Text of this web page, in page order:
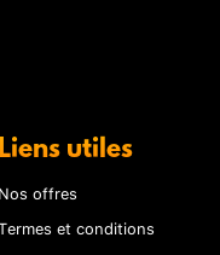
Liens utiles
Nos offres
et conditions